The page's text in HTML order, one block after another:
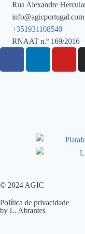
Rua Alexandre
info@agicportugal.com
+351931108540
RNAAT n.º 169/2016
© 2024 AGIC
Política de privacidade
by L. Abrantes